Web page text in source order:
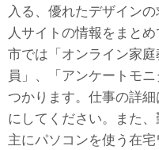
入る、優れたデザイン
人サイトの情報をまと
市では「オンライン家
員」、「アンケートモ
つかります。仕事の詳
にしてください。また
主にパソコンを使う在